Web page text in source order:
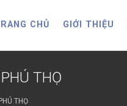
CHỦ GIỚI THIỆU
THỌ
THỌ